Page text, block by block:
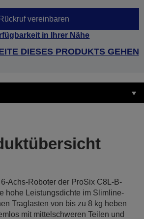
Rückruf vereinbaren
in Ihrer Nähe
DIESES PRODUKTS GEHEN
Achs-Roboter der ProSix C8L-B-
hohe Leistungsdichte im Slimline-
Traglasten von bis zu 8 kg heben
mit mittelschweren Teilen und